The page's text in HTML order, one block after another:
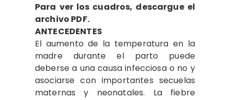
Para ver los cuadros, descargue el
archivo PDF.
ANTECEDENTES
El aumento de la temperatura en la
madre durante el parto puede
deberse a una causa infecciosa o no y
asociarse con importantes secuelas
maternas y neonatales. La fiebre